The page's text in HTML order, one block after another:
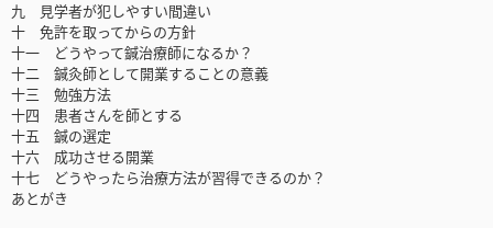
九 見学者が犯しやすい間違い
十 免許を取ってからの方針
十一 どうやって鍼治療師になるか？
十二 鍼灸師として開業することの意義
十三 勉強方法
十四 患者さんを師とする
十五 鍼の選定
十六 成功させる開業
十七 どうやったら治療方法が習得できるのか？
あとがき